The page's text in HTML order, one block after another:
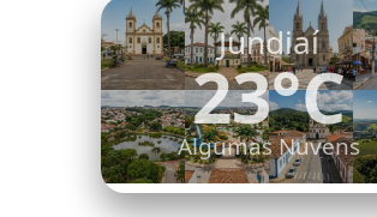
Itatiba
20°C
Nuvens Dispersas